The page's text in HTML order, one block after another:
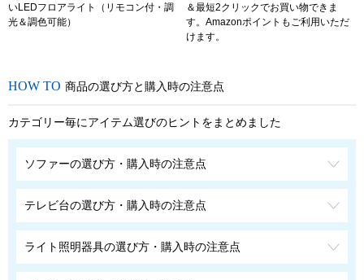
いLEDフロアライト（リモコン付・調
光＆調色可能）
＆最短2クリックでお買い物できま
す。Amazonポイントもご利用いただ
けます。
商品の選び方と購入時の注意点
カテゴリー毎にアイテム選びのヒントをまとめました
ソファーの選び方・購入時の注意点
テレビ台の選び方・購入時の注意点
ライト照明器具の選び方・購入時の注意点